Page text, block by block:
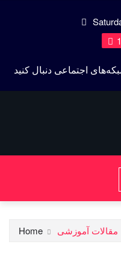
اجتماعی دنبال کنید
Home مقالات آموزشی